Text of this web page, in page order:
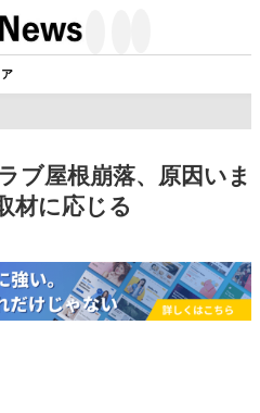
ブ屋根崩落、原因いま
材に応じる